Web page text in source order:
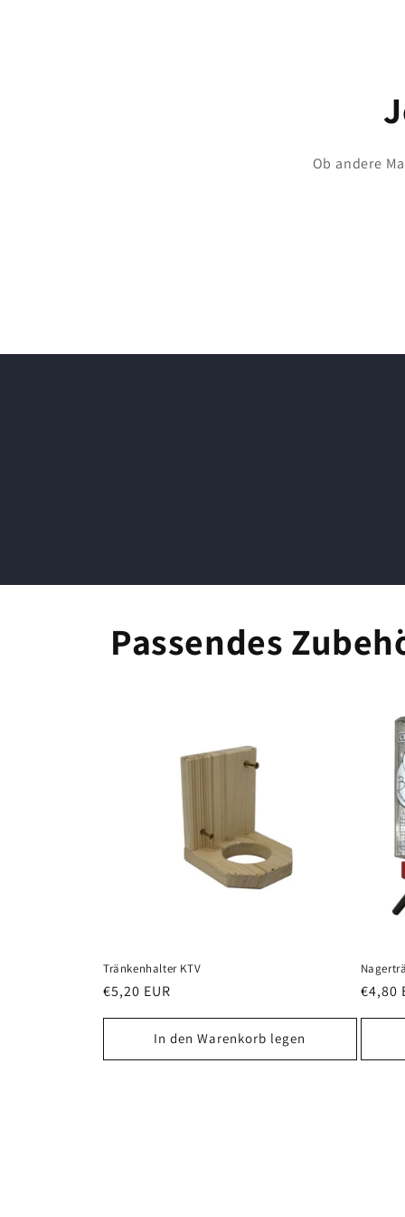
Ob andere
Passendes
Tränkenhalter KTV
Normaler
€5,20 EUR
In den Warenkorb legen
€4,80